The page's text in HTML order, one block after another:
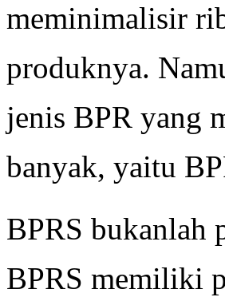
meminimalisir
produknya.
jenis BPR yang
banyak, yaitu
BPRS bukanlah
BPRS memiliki